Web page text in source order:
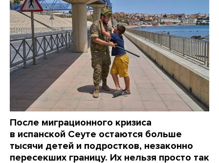
После миграционного кризиса
в испанской Сеуте остаются больше
тысячи детей и подростков, незаконно
пересекших границу. Их нельзя просто так